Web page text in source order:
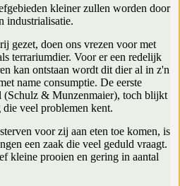
kleiner zullen worden door
industrialisatie.
gezet, doen ons vrezen voor met
terrariumdier. Voor er een redelijk
kan ontstaan wordt dit dier al in z'n
name consumptie. De eerste
(Schulz & Munzenmaier), toch blijkt
veel problemen kent.
voor zij aan eten toe komen, is
een zaak die veel geduld vraagt.
kleine prooien en gering in aantal